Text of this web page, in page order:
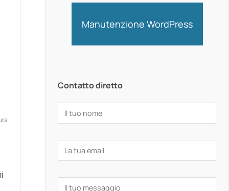
Manutenzione WordPress
Contatto diretto